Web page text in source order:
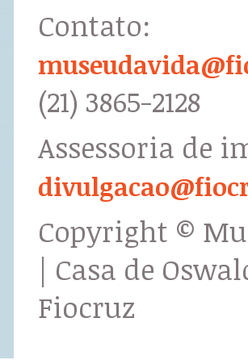
Contato:
(21) 3865-2128
Assessoria de
Copyright ©
| Casa de
Fiocruz